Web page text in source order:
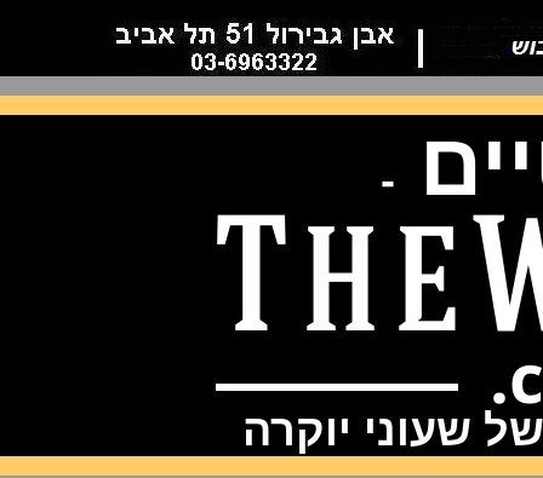
-
יוקרה